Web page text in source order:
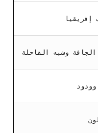
إفريقيا
الجافة وشبه القاحلة